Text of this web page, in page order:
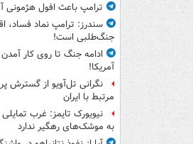
ترامپ باعث افول هژمونی
سندرز: ترامپ نماد فساد،
جنگ‌طلبی است!
ادامه جنگ تا روی کار
آمریکا!
نگرانی تل‌آویو از گسترش
مرتبط با ایران
نیویورک تایمز: غرب تمایلی
به موشک‌های رهگیر ندارد